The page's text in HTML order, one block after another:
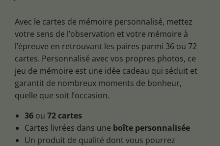
Avec le cartes de mémoire personnalisé, mettez
votre sens de l’observation et votre mémoire à
l’épreuve en retrouvant les paires parmi 36 ou 72
cartes. Personnalisé avec vos propres photos, ce
jeu de mémoire est une idée cadeau qui séduit et
garantit de nombreux moments de bonheur,
quelle que soit l’occasion.
36 ou 72 cartes
Cartes livrées dans une boîte personnalisée
Un produit de qualité dont vous pourrez